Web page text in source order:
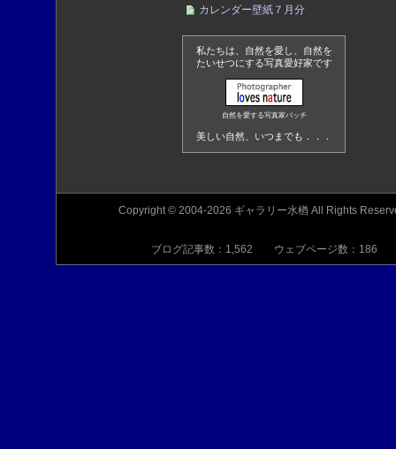
カレンダー壁紙７月分
私たちは、自然を愛し、自然を
たいせつにする写真愛好家です
自然を愛する写真家バッチ
美しい自然、いつまでも．．．
Copyright © 2004-2026 ギャラリー水楢 All Rights
ブログ記事数：1,562 ウェブページ数：186